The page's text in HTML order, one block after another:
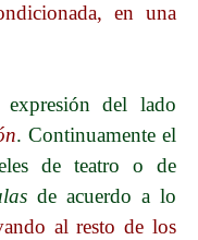
en una
del lado
. Continuamente el
de teatro o de
de acuerdo a lo
al resto de los